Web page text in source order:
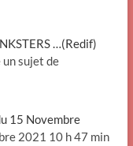
…(Redif)
sujet de
15 Novembre
2021 10 h 47 min